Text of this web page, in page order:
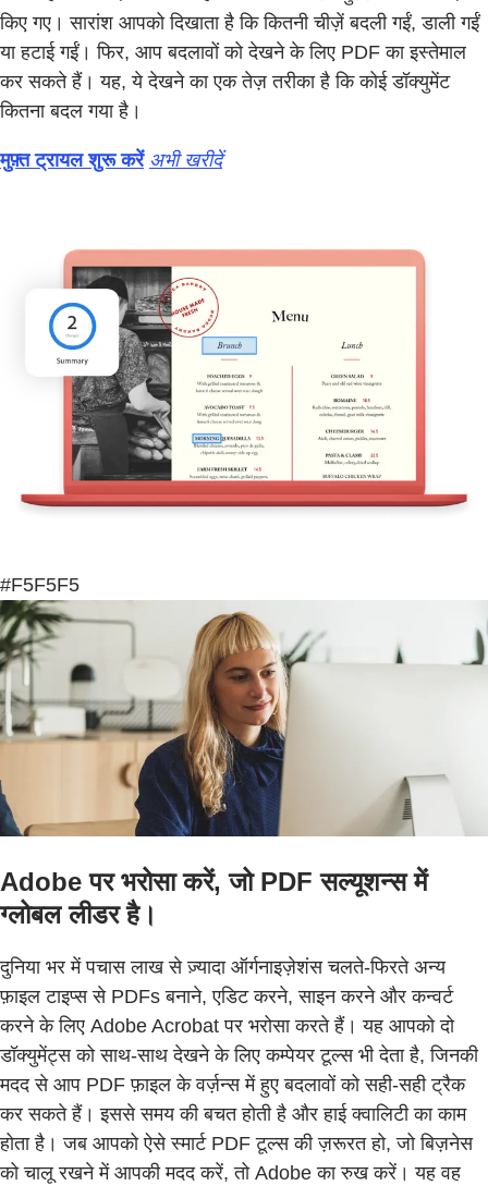
किए गए। सारांश आपको दिखाता है कि कितनी चीज़ें बदली गईं, डाली गईं
या हटाई गईं। फिर, आप बदलावों को देखने के लिए PDF का इस्तेमाल
कर सकते हैं। यह, ये देखने का एक तेज़ तरीका है कि कोई डॉक्युमेंट
कितना बदल गया है।
मुफ़्त ट्रायल शुरू करें अभी खरीदें
#F5F5F5
Adobe पर भरोसा करें, जो PDF सल्यूशन्स में
ग्लोबल लीडर है।
दुनिया भर में पचास लाख से ज़्यादा ऑर्गनाइज़ेशंस चलते-फिरते अन्य
फ़ाइल टाइप्स से PDFs बनाने, एडिट करने, साइन करने और कन्वर्ट
करने के लिए Adobe Acrobat पर भरोसा करते हैं। यह आपको दो
डॉक्युमेंट्स को साथ-साथ देखने के लिए कम्पेयर टूल्स भी देता है, जिनकी
मदद से आप PDF फ़ाइल के वर्ज़न्स में हुए बदलावों को सही-सही ट्रैक
कर सकते हैं। इससे समय की बचत होती है और हाई क्वालिटी का काम
होता है। जब आपको ऐसे स्मार्ट PDF टूल्स की ज़रूरत हो, जो बिज़नेस
को चालू रखने में आपकी मदद करें, तो Adobe का रुख करें। यह वह